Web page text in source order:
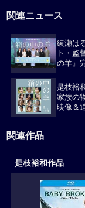
関連ニュース
綾瀬は
ト・監
の羊』
是枝裕
家族の
映像＆
関連作品
是枝裕和作品